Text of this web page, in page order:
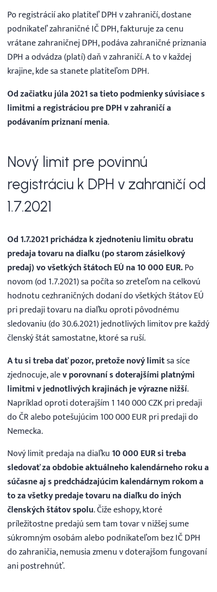
Po registrácií ako platiteľ DPH v zahraničí, dostane
podnikateľ zahraničné IČ DPH, fakturuje za cenu
vrátane zahraničnej DPH, podáva zahraničné priznania
DPH a odvádza (platí) daň v zahraničí. A to v každej
krajine, kde sa stanete platiteľom DPH.
Od začiatku júla 2021 sa tieto podmienky súvisiace s
limitmi a registráciou pre DPH v zahraničí a
podávaním priznaní menia.
Nový limit pre povinnú
registráciu k DPH v zahraničí od
1.7.2021
Od 1.7.2021 prichádza k zjednoteniu limitu obratu
predaja tovaru na diaľku (po starom zásielkový
predaj) vo všetkých štátoch EÚ na 10 000 EUR.Po
novom (od 1.7.2021) sa počíta so zreteľom na celkovú
hodnotu cezhraničných dodaní do všetkých štátov EÚ
pri predaji tovaru na diaľku oproti pôvodnému
sledovaniu (do 30.6.2021) jednotlivých limitov pre každý
členský štát samostatne, ktoré sa ruší.
A tu si treba dať pozor, pretože nový limitsa síce
zjednocuje, alev porovnaní s doterajšími platnými
limitmi v jednotlivých krajinách je výrazne nižší.
Napríklad oproti doterajším 1 140 000 CZK pri predaji
do ČR alebo potešujúcim 100 000 EUR pri predaji do
Nemecka.
Nový limit predaja na diaľku 10 000 EUR si treba
sledovať za obdobie aktuálneho kalendárneho roku a
súčasne aj s predchádzajúcim kalendárnym rokom a
to za všetky predaje tovaru na diaľku do iných
členských štátov spolu. Čiže eshopy, ktoré
príležitostne predajú sem tam tovar v nižšej sume
súkromným osobám alebo podnikateľom bez IČ DPH
do zahraničia, nemusia zmenu v doterajšom fungovaní
ani postrehnúť.